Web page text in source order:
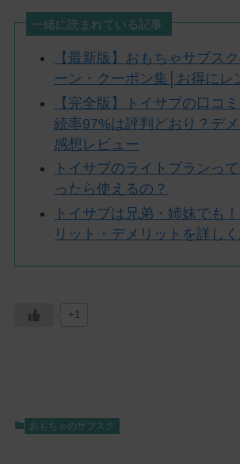
一緒に読まれている記事
【最新版】おもちゃサブス
ーン・クーポン集│お得にレ
【完全版】トイサブの口コ
続率97%は評判どおり？デ
感想レビュー
トイサブのライトプランっ
ったら使えるの？
トイサブは兄弟・姉妹でも
リット・デメリットを詳し
+1
おもちゃのサブスク